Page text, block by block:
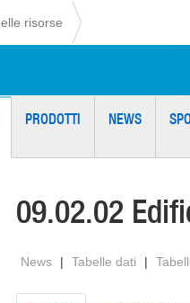
risorse
PRODOTTI NEWS
09.02.02
News | Tabelle dati |